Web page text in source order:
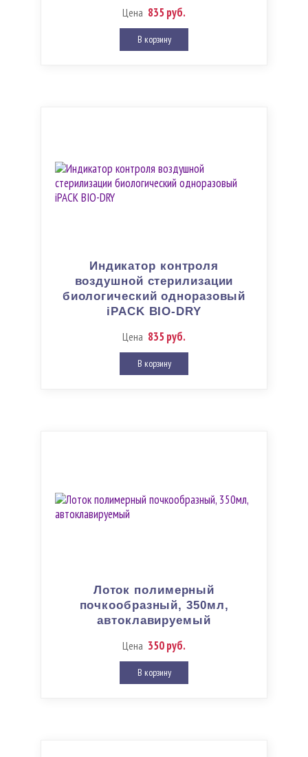
Цена 835 руб.
В корзину
Индикатор контроля
воздушной стерилизации
биологический одноразовый
iPACK BIO-DRY
Цена 835 руб.
В корзину
Лоток полимерный
почкообразный, 350мл,
автоклавируемый
Цена 350 руб.
В корзину